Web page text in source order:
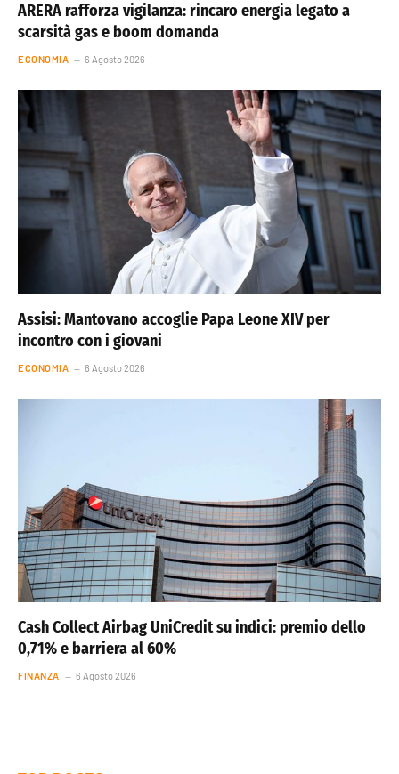
ARERA rafforza vigilanza: rincaro energia legato a
scarsità gas e boom domanda
ECONOMIA 6 Agosto 2026
Assisi: Mantovano accoglie Papa Leone XIV per
incontro con i giovani
ECONOMIA 6 Agosto 2026
Cash Collect Airbag UniCredit su indici: premio dello
0,71% e barriera al 60%
FINANZA 6 Agosto 2026